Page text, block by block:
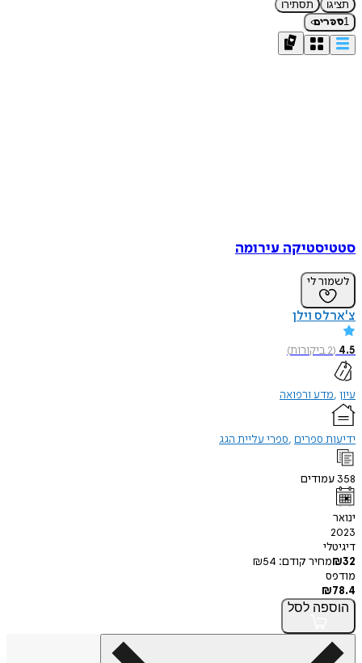
תציגו
תסתירו
1ספרים›
סטטיסטיקה עירומה
לשמור לי
צ'ארלס וילן
4.5
(
2ביקורות)
עיון מדע ורפואה
ידיעות ספרים ספרי עליית הגג
358 עמודים
ינואר
2023
דיגיטלי
₪32 מחיר קודם: ₪54
מודפס
₪78.4
הוספה לסל